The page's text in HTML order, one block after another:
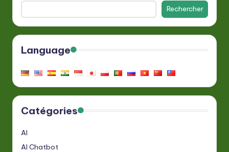
Rechercher
Language
Catégories
AI
AI Chatbot